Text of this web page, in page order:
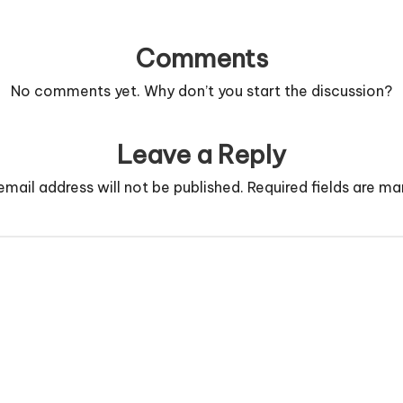
Comments
No comments yet. Why don’t you start the discussion?
Leave a Reply
address will not be published. Required fields are